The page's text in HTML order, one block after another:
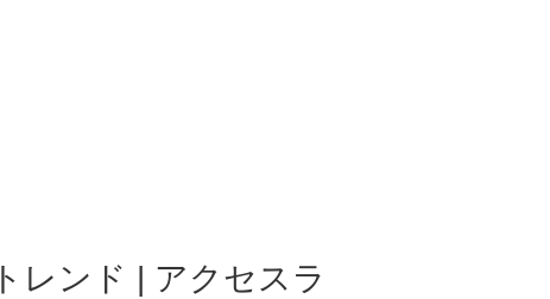
トレンド | アクセスラ